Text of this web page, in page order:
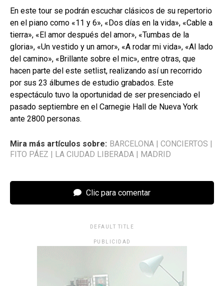
En este tour se podrán escuchar clásicos de su repertorio
en el piano como «11 y 6», «Dos días en la vida», «Cable a
tierra», «El amor después del amor», «Tumbas de la
gloria», «Un vestido y un amor», «A rodar mi vida», «Al lado
del camino», «Brillante sobre el mic», entre otras, que
hacen parte del este setlist, realizando así un recorrido
por sus 23 álbumes de estudio grabados. Este
espectáculo tuvo la oportunidad de ser presenciado el
pasado septiembre en el Carnegie Hall de Nueva York
ante 2800 personas.
Mira más artículos sobre: BARCELONA | CONCIERTOS |
FITO PÁEZ | LA CIUDAD LIBERADA | MADRID
Clic para comentar
DEFAULT TITLE
PUBLICIDAD